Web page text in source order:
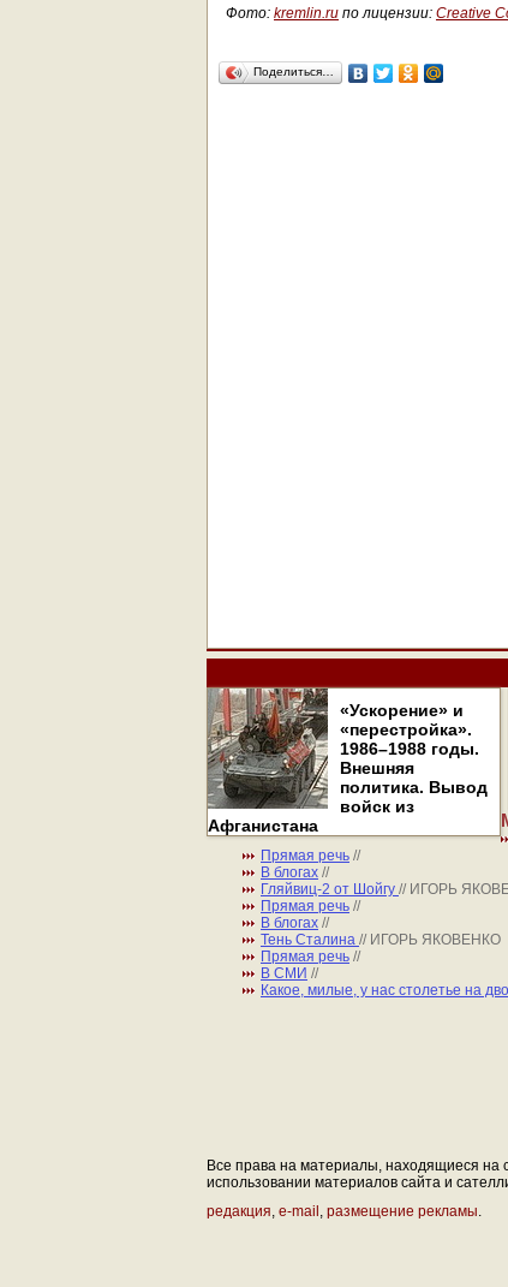
Фото: kremlin.ru по лицензии: Creative
Поделиться…
«Ускорение» и
«перестройка».
1986–1988 годы.
Внешняя
политика. Вывод
войск из
Афганистана
Прямая речь //
В блогах //
Гляйвиц-2 от Шойгу // ИГОРЬ
Прямая речь //
В блогах //
Тень Сталина // ИГОРЬ ЯКОВЕНКО
Прямая речь //
В СМИ //
Какое, милые, у нас столетье на
Все права на материалы, находящиеся на
использовании материалов сайта и
редакция, e-mail , размещение рекламы.